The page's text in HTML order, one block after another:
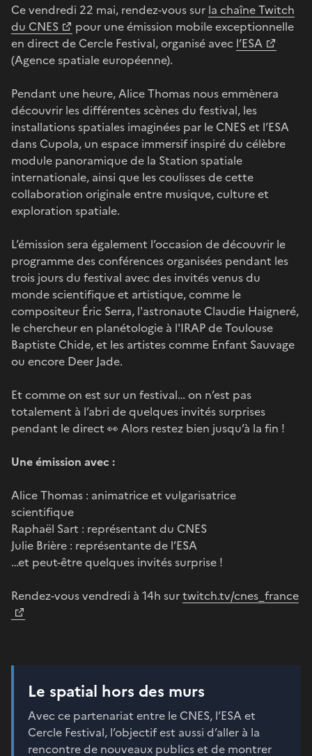
Ce vendredi 22 mai, rendez-vous sur la chaîne Twitch
du CNES
pour une émission mobile exceptionnelle
en direct de Cercle Festival, organisé avec l’ESA
(Agence spatiale européenne).
Pendant une heure, Alice Thomas nous emmènera
découvrir les différentes scènes du festival, les
installations spatiales imaginées par le CNES et l’ESA
dans Cupola, un espace immersif inspiré du célèbre
module panoramique de la Station spatiale
internationale, ainsi que les coulisses de cette
collaboration originale entre musique, culture et
exploration spatiale.
L’émission sera également l’occasion de découvrir le
programme des conférences organisées pendant les
trois jours du festival avec des invités venus du
monde scientifique et artistique, comme le
compositeur Éric Serra, l'astronaute Claudie Haigneré,
le chercheur en planétologie à l'IRAP de Toulouse
Baptiste Chide, et les artistes comme Enfant Sauvage
ou encore Deer Jade.
Et comme on est sur un festival… on n’est pas
totalement à l’abri de quelques invités surprises
pendant le direct 👀 Alors restez bien jusqu’à la fin !
Une émission avec :
Alice Thomas : animatrice et vulgarisatrice
scientifique
Raphaël Sart : représentant du CNES
Julie Brière : représentante de l’ESA
…et peut-être quelques invités surprise !
Rendez-vous vendredi à 14h surtwitch.tv/cnes_france
Le spatial hors des murs
Avec ce partenariat entre le CNES, l’ESA et
Cercle Festival, l’objectif est aussi d’aller à la
rencontre de nouveaux publics et de montrer